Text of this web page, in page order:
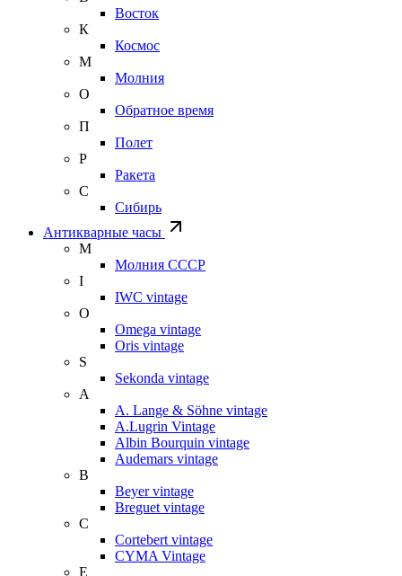
Восток
К
Космос
М
Молния
О
Обратное время
П
Полет
Р
Ракета
С
Сибирь
Антикварные часы
М
Молния СССР
I
IWC vintage
O
Omega vintage
Oris vintage
S
Sekonda vintage
A
A. Lange & Söhne vintage
A.Lugrin Vintage
Albin Bourquin vintage
Audemars vintage
B
Beyer vintage
Breguet vintage
C
Cortebert vintage
CYMA Vintage
E